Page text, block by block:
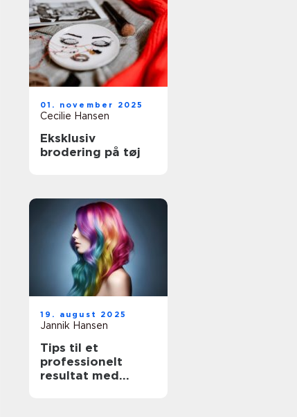
01. november 2025
Cecilie Hansen
Eksklusiv
brodering på tøj
19. august 2025
Jannik Hansen
Tips til et
professionelt
resultat med